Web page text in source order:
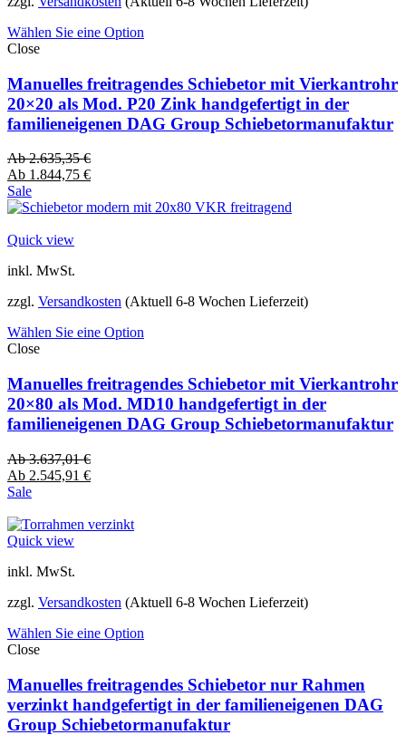
Wählen Sie eine Option
Close
Manuelles freitragendes Schiebetor mit Vierkantrohr
20×20 als Mod. P20 Zink handgefertigt in der
familieneigenen DAG Group Schiebetormanufaktur
Ab2.635,35€
Ab 1.844,75 €
Sale
Quick view
inkl. MwSt.
zzgl. Versandkosten (Aktuell 6-8 Wochen Lieferzeit)
Wählen Sie eine Option
Close
Manuelles freitragendes Schiebetor mit Vierkantrohr
20×80 als Mod. MD10 handgefertigt in der
familieneigenen DAG Group Schiebetormanufaktur
Ab3.637,01€
Ab 2.545,91 €
Sale
Quick view
inkl. MwSt.
zzgl. Versandkosten (Aktuell 6-8 Wochen Lieferzeit)
Wählen Sie eine Option
Close
Manuelles freitragendes Schiebetor nur Rahmen
verzinkt handgefertigt in der familieneigenen DAG
Group Schiebetormanufaktur